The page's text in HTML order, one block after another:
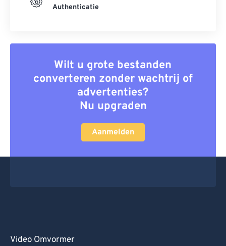
Authenticatie
Wilt u grote bestanden
converteren zonder wachtrij of
advertenties?
Nu upgraden
Aanmelden
Video Omvormer